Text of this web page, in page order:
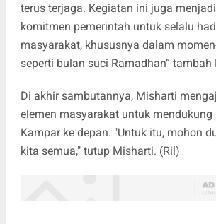
terus terjaga. Kegiatan ini juga
komitmen pemerintah untuk selalu
masyarakat, khususnya dalam
seperti bulan suci Ramadhan” tambah
Di akhir sambutannya, Misharti
elemen masyarakat untuk mendukung
Kampar ke depan. "Untuk itu, mohon
kita semua," tutup Misharti. (Ril)